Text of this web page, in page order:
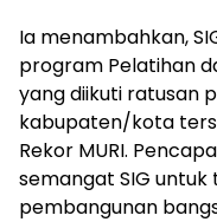
Ia menambahkan,
program Pelatihan
yang diikuti ratusan
kabupaten/kota
Rekor MURI.
semangat SIG
pembangunan